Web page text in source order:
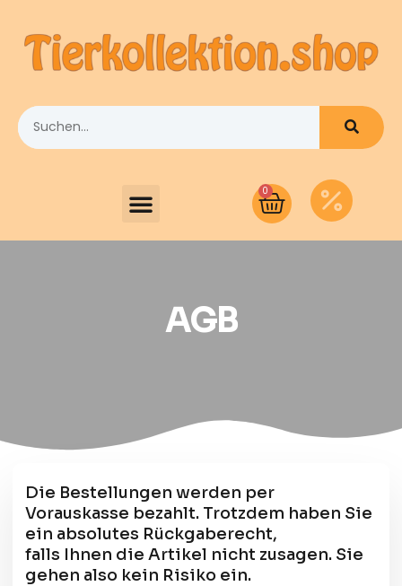
0
AGB
Die Bestellungen werden per
Vorauskasse bezahlt. Trotzdem haben Sie
ein absolutes Rückgaberecht,
falls Ihnen die Artikel nicht zusagen. Sie
gehen also kein Risiko ein.